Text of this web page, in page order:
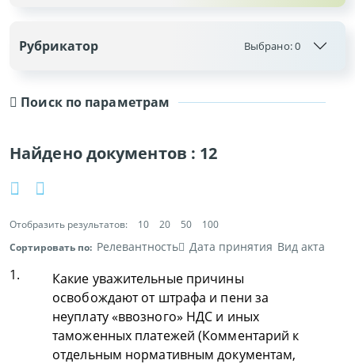
Поиск по параметрам
Найдено документов : 12
Отобразить результатов: 10 20 50
100
Сортировать по: Релевантность Дата принятия Вид акта
1.
Какие уважительные причины
освобождают от штрафа и пени за
неуплату «ввозного» НДС и иных
таможенных платежей (Комментарий к
отдельным нормативным документам,
Рубрикатор Выбрано:0